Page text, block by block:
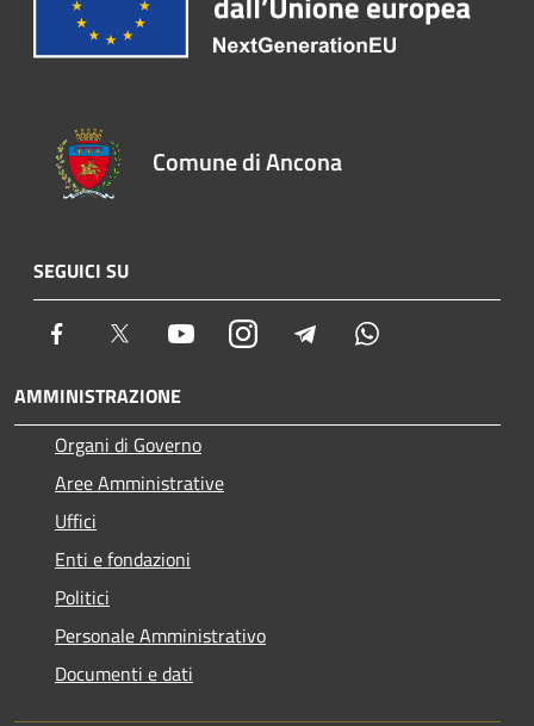
Comune di Ancona
SEGUICI SU
Facebook Twitter YoutubeInstagram Telegram
AMMINISTRAZIONE
Organi di Governo
Aree Amministrative
Uffici
Enti e fondazioni
Politici
Personale Amministrativo
Documenti e dati